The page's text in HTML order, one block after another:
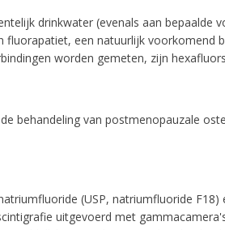
drinkwater (evenals aan
een natuurlijk
worden gemeten, zijn
behandeling van postmenopauzale
(USP, natriumfluoride
uitgevoerd met
Sign up for our